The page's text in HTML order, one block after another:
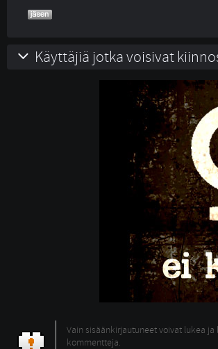
Käyttäjiä jotka voisivat
Vain sisäänkirjautuneet voivat lukea ja
kommentteja.